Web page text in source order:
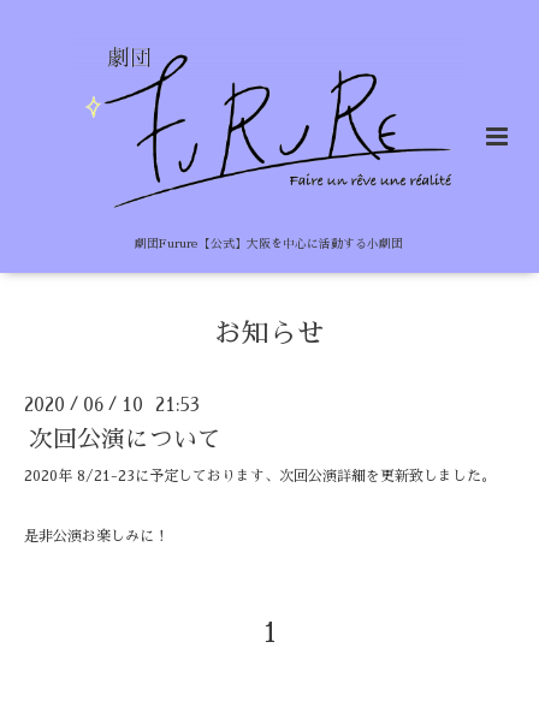
劇団Furure【公式】大阪を中心に活動する小劇団
お知らせ
2020 / 06 / 10 21:53
次回公演について
2020年 8/21-23に予定しております、次回公演詳細を更新致しました。
是非公演お楽しみに！
1